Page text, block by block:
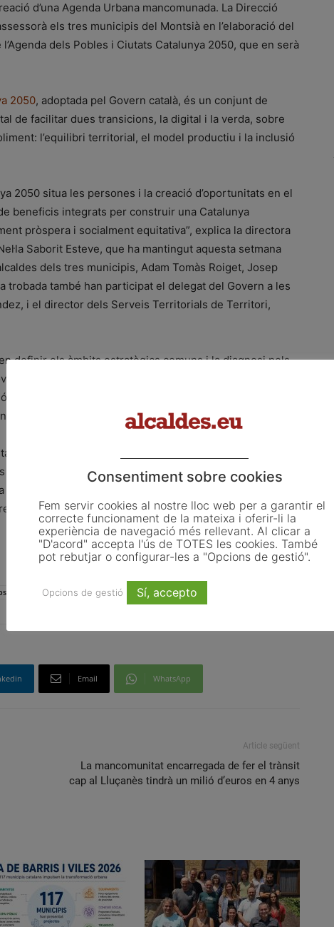
d’una Agenda Urbana mancomunada. La Direcció
els tres municipis del Montsià en l’elaboració del
dels Pobles i Ciutats Catalunya 2050, que en serà
2050, adoptada pel Govern català, és un conjunt de
de facilitar dues transicions, la digital i la verda, sobre
l’equilibri territorial, el model productiu i la inclusió
2050 situa les persones i la creació d’oportunitats en el
beneficis integrats per construir una Catalunya
pròspera i socialment equitativa”, explica la directora
Saborit Esteve, que ha mantingut aquesta setmana
dels tres municipis, Adam Tomàs Roiget, Josep
trobada també han participat el delegat del Govern a les
i el director dels Serveis Territorials de Territori,
definir els àmbits estratègics comuns i la diagnosi pels
i acordar el pla de participació per al procés de
d’Agenda i Renovació Urbana també farà el
mancomunades.
impulsant els tres municipis buscarà sinergies amb el
de l’Ebre que el Departament de Territori i ONU-
regions del món una metodologia d’anàlisi de la
de l’Ebre com a model pioner i de referència.
La Ràpita Montsià Nel·la Saborit
Email WhatsApp
Article següent
La mancomunitat encarregada de fer el trànsit
cap al Lluçanès tindrà un milió d’euros en 4 anys
Consentiment sobre cookies
Fem servir cookies al nostre lloc web per a garantir el
correcte funcionament de la mateixa i oferir-li la
experiència de navegació més rellevant. Al clicar a
"D'acord" accepta l'ús de TOTES les cookies. També
pot rebutjar o configurar-les a "Opcions de gestió".
Opcions de gestió Sí, accepto